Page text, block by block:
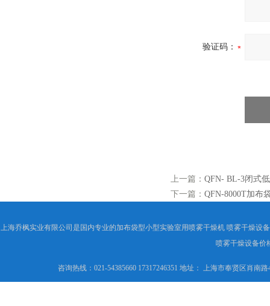
验证码：
上一篇： QFN- BL-3闭式
下一篇： QFN-8000T加布
上海乔枫实业有限公司是国内专业的加布袋型小型实验室用喷雾干燥机 喷雾干燥
喷雾干燥设备价
咨询热线：021-54385660 17317246351 地址： 上海市奉贤区肖南